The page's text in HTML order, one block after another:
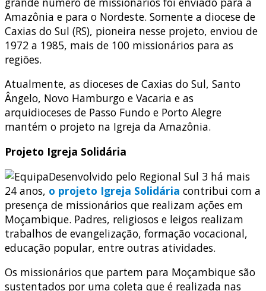
Amazônia e para o Nordeste. Somente a diocese de
Caxias do Sul (RS), pioneira nesse projeto, enviou de
1972 a 1985, mais de 100 missionários para as
regiões.
Atualmente, as dioceses de Caxias do Sul, Santo
Ângelo, Novo Hamburgo e Vacaria e as
arquidioceses de Passo Fundo e Porto Alegre
mantém o projeto na Igreja da Amazônia.
Projeto Igreja Solidária
Desenvolvido pelo Regional Sul 3 há mais
24 anos, o projeto Igreja Solidária contribui com a
presença de missionários que realizam ações em
Moçambique. Padres, religiosos e leigos realizam
trabalhos de evangelização, formação vocacional,
educação popular, entre outras atividades.
Os missionários que partem para Moçambique são
sustentados por uma coleta que é realizada nas